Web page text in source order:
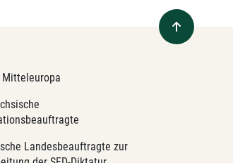
Mitteleuropa
Landesbeauftragte zur